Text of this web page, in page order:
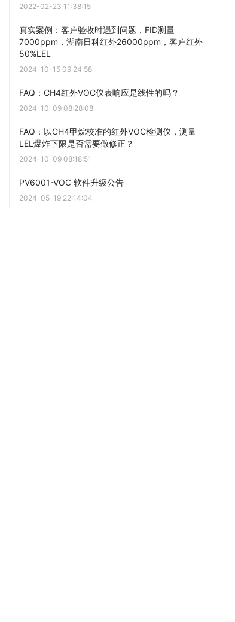
2022-02-23 11:38:15
真实案例：客户验收时遇到问题，FID测量
7000ppm，湖南日科红外26000ppm，客户红外
50%LEL
2024-10-15 09:24:58
FAQ：CH4红外VOC仪表响应是线性的吗？
2024-10-09 08:28:08
FAQ：以CH4甲烷校准的红外VOC检测仪，测量
LEL爆炸下限是否需要做修正？
2024-10-09 08:18:51
PV6001-VOC 软件升级公告
2024-05-19 22:14:04